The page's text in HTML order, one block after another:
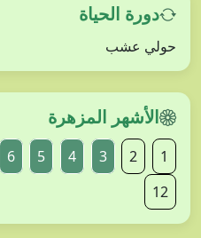
دورة الحياة
حولي عشب
الأشهر المزهرة
1
2
3
4
5
6
12